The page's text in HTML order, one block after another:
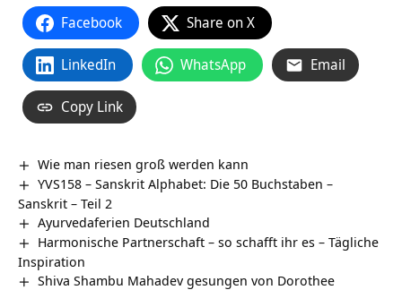
Facebook Share on X
LinkedIn WhatsApp Email
Copy Link
Wie man riesen groß werden kann
YVS158 – Sanskrit Alphabet: Die 50 Buchstaben –
Sanskrit – Teil 2
Ayurvedaferien Deutschland
Harmonische Partnerschaft – so schafft ihr es – Tägliche
Inspiration
Shiva Shambu Mahadev gesungen von Dorothee